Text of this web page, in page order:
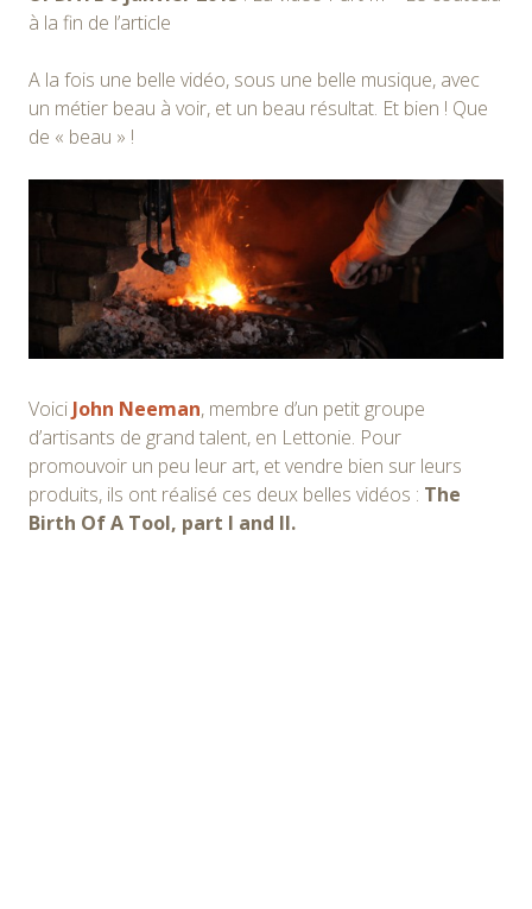
à la fin de l’article
A la fois une belle vidéo, sous une belle musique, avec
un métier beau à voir, et un beau résultat. Et bien ! Que
de « beau » !
Voici John Neeman, membre d’un petit groupe
d’artisants de grand talent, en Lettonie. Pour
promouvoir un peu leur art, et vendre bien sur leurs
produits, ils ont réalisé ces deux belles vidéos : The
Birth Of A Tool, part I and II.